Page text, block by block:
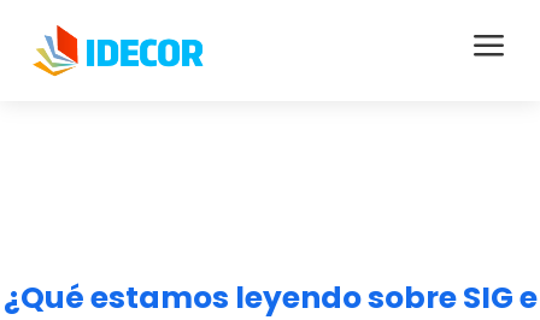
a
¿Qué estamos leyendo sobre SIG e